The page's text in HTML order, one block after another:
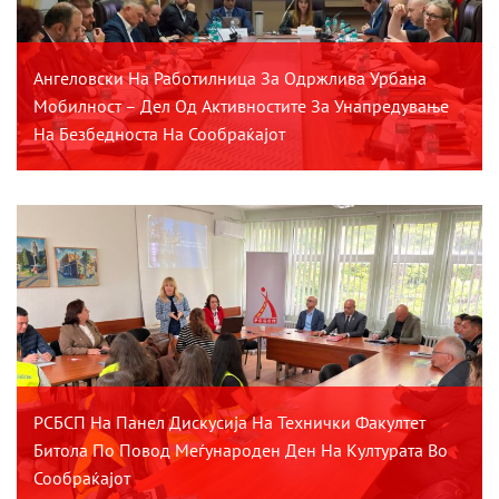
Ангеловски На Работилница За Одржлива Урбана
Мобилност – Дел Од Активностите За Унапредување
На Безбедноста На Сообраќајот
РСБСП На Панел Дискусија На Технички Факултет
Битола По Повод Меѓународен Ден На Културата Во
Сообраќајот